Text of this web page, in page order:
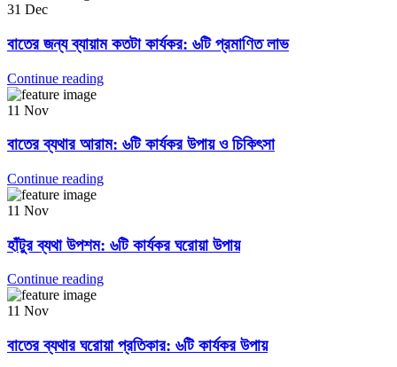
31 Dec
বাতের জন্য ব্যায়াম কতটা কার্যকর: ৬টি প্রমাণিত লাভ
Continue reading
11 Nov
বাতের ব্যথার আরাম: ৬টি কার্যকর উপায় ও চিকিৎসা
Continue reading
11 Nov
হাঁটুর ব্যথা উপশম: ৬টি কার্যকর ঘরোয়া উপায়
Continue reading
11 Nov
বাতের ব্যথার ঘরোয়া প্রতিকার: ৬টি কার্যকর উপায়